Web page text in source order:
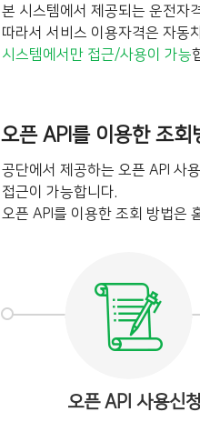
본 시스템에서 제공되는 운전자
따라서 서비스 이용자격은 자동
시스템에서만 접근/사용이 가능
오픈 API를 이용한 조
공단에서 제공하는 오픈 API 사
접근이 가능합니다.
오픈 API를 이용한 조회 방법은
오픈 API 사용신청